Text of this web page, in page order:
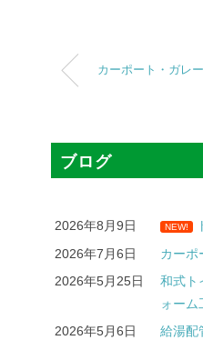
カーポート・ガレ
ブログ
2026年8月9日 NEW!
2026年7月6日
カー
2026年5月25日
和式ト
ォー
2026年5月6日
給湯